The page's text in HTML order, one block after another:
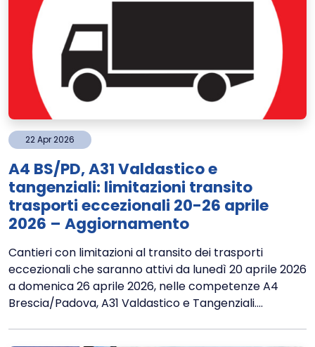
22Apr2026
A4 BS/PD, A31 Valdastico e
tangenziali: limitazioni transito
trasporti eccezionali 20-26 aprile
2026 – Aggiornamento
Cantieri con limitazioni al transito dei trasporti
eccezionali che saranno attivi da lunedì 20 aprile 2026
a domenica 26 aprile 2026, nelle competenze A4
Brescia/Padova, A31 Valdastico e Tangenziali....